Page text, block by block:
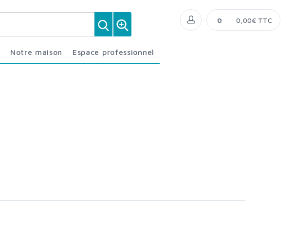
Notre maison Espace professionnel
0 0,00€ TTC